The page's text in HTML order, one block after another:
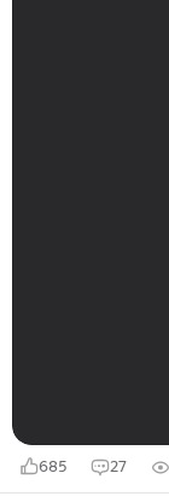
685 27